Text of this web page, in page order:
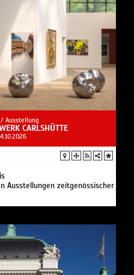
/ Ausstellung
CARLSHÜTTE
Ausstellungen zeitgenössischer